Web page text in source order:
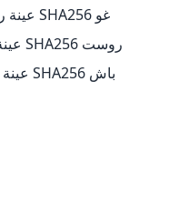
PT Português
Română
RU Русский
TH ภาษาไทย
عينة رمز SHA256 غو
عينة رمز SHA256 روست
عينة رمز SHA256 باش